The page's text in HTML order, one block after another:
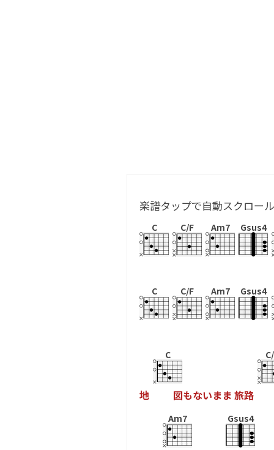
楽譜タップで自動スクロー
C C/F Am7 Gsus4
C C/F Am7 Gsus4
地
C
図もないまま 旅路
Am7 Gsus4